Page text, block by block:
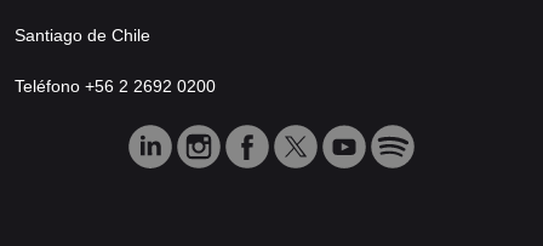
Santiago de Chile
Teléfono +56 2 2692 0200